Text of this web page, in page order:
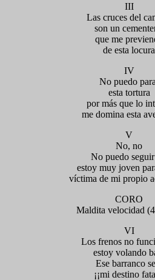
III
Las cruces del
son un
que me
de esta locura
IV
No puedo
esta tortura
por más que lo
me domina esta
V
No, no
No puedo
estoy muy joven
víctima de mi propio
CORO
Maldita velocidad
VI
Los frenos no
estoy volando
Ese barranco
¡¡mi destino